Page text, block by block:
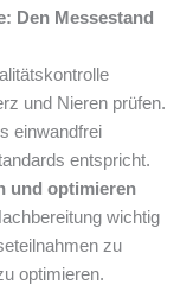
Den Messestand
und Nieren prüfen.
einwandfrei
entspricht.
und optimieren
wichtig
zu
optimieren.